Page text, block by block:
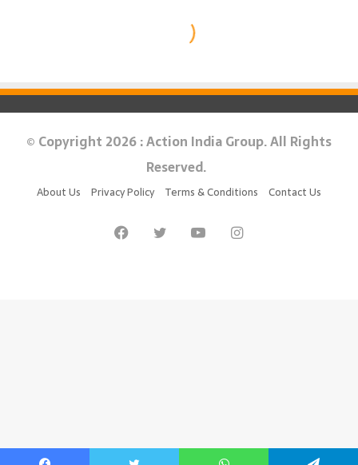
© Copyright 2026 : Action India Group. All Rights
Reserved.
About Us Privacy Policy Terms & Conditions Contact Us
FacebookTwitter YouTubeInstagram